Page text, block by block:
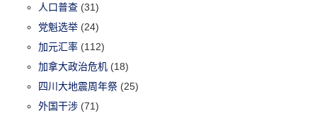
人口普查 (31)
党魁选举 (24)
加元汇率 (112)
加拿大政治危机 (18)
四川大地震周年祭 (25)
外国干涉 (71)